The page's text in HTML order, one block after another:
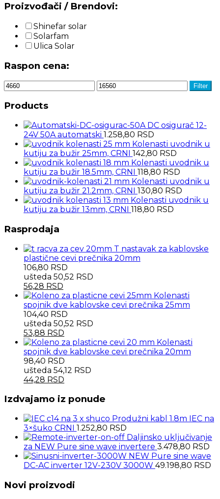
Proizvođači / Brendovi:
Shinefar solar
Solarfam
Ulica Solar
Raspon cena:
Filter
Products
DC osigurač 12-
24V 50A automatski 1.258,80 RSD
Kolenasti uvodnik u
kutiju za bužir 25mm, CRNI 142,80 RSD
Kolenasti uvodnik u
kutiju za bužir 18.5mm, CRNI 118,80 RSD
Kolenasti uvodnik u
kutiju za bužir 21.2mm, CRNI 130,80 RSD
Kolenasti uvodnik u
kutiju za bužir 13mm, CRNI 118,80 RSD
Rasprodaja
T nastavak za kablovske
plastične cevi prečnika 20mm
106,80 RSD
ušteda 50,52 RSD
56,28 RSD
Kolenasti
spojnik dve kablovske cevi prečnika 25mm
104,40 RSD
ušteda 50,52 RSD
53,88 RSD
Kolenasti
spojnik dve kablovske cevi prečnika 20mm
98,40 RSD
ušteda 54,12 RSD
44,28 RSD
Izdvajamo iz ponude
Produžni kabl 1.8m IEC na
3×šuko CRNI 1.252,80 RSD
Daljinsko uključivanje
za NEW Pure sine wave invertere 3.478,80 RSD
NEW Pure sine wave
DC-AC inverter 12V-230V 3000W 49.198,80 RSD
Novi proizvodi